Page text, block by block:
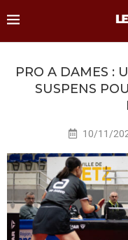
PRO A DAMES :
SUSPENS
10/11/